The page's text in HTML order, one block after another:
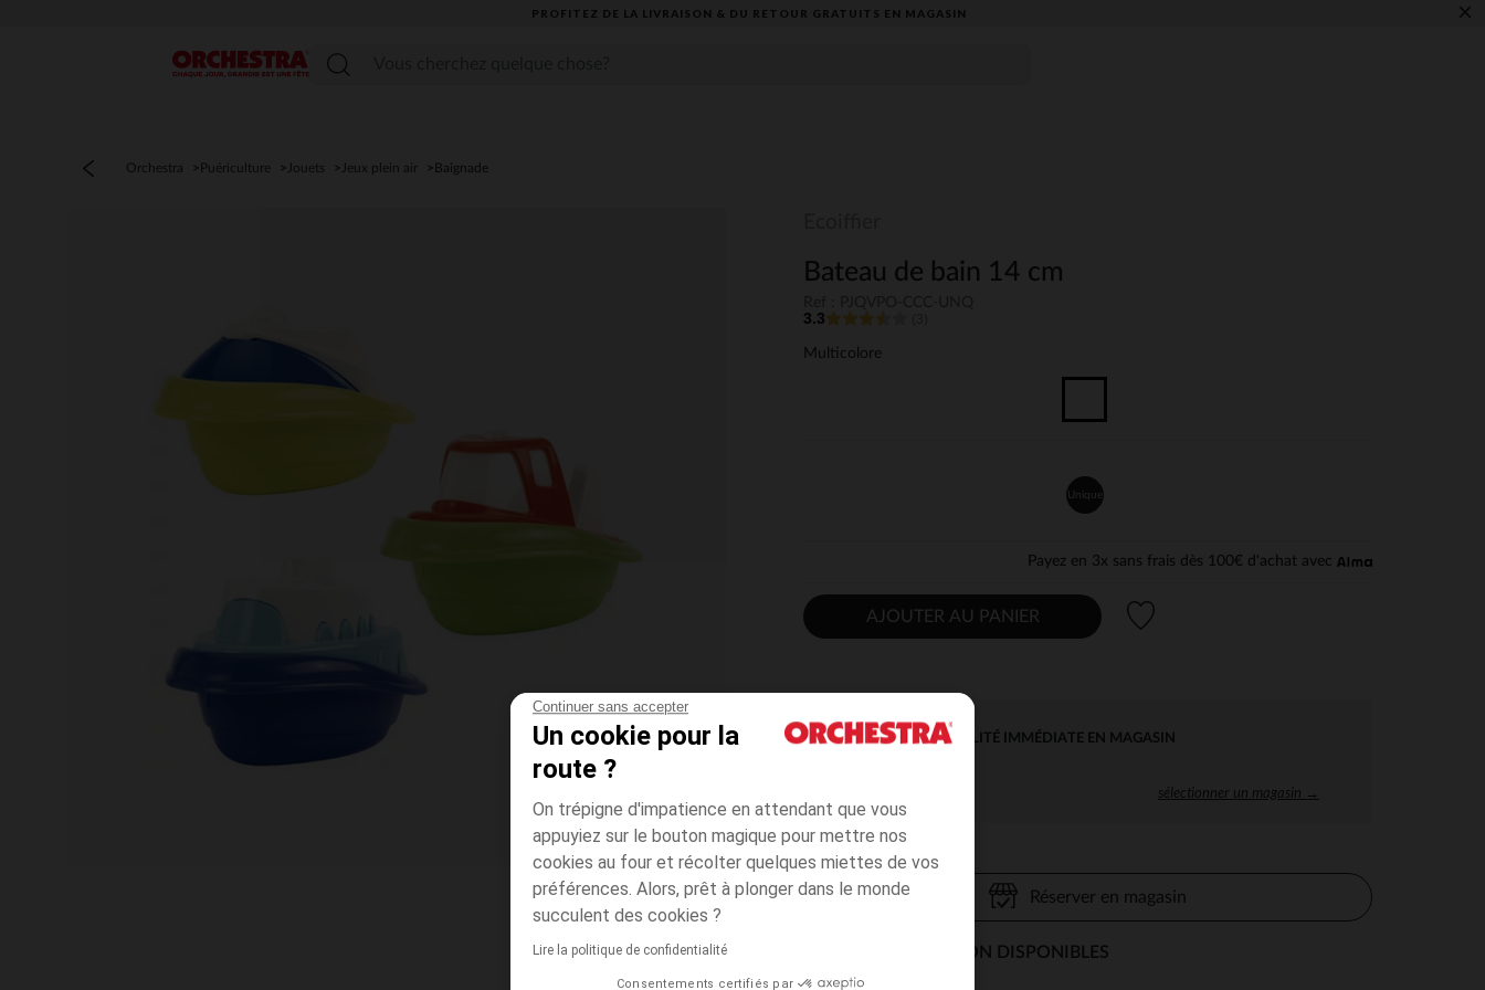
Continuer sans accepter
Un cookie pour la
route ?
On trépigne d'impatience en attendant que vous
appuyiez sur le bouton magique pour mettre nos
cookies au four et récolter quelques miettes de vos
préférences. Alors, prêt à plonger dans le monde
succulent des cookies ?
Lire la politique de confidentialité
Consentements certifiés par
PROFITEZ DE LA LIVRAISON & DU RETOUR GRATUITS EN MAGASIN​ ×
Menu
Orchestra Puériculture Jouets Jeux plein air Baignade
Bateau de bain 14 cm
3.3
Multicolore
Unique
Payez en 3x sans frais dès 100€ d'achat avec
AJOUTER AU PANIER
DISPONIBILITÉ IMMÉDIATE EN MAGASIN
sélectionner un magasin →
Réserver en magasin
MODES DE LIVRAISON DISPONIBLES